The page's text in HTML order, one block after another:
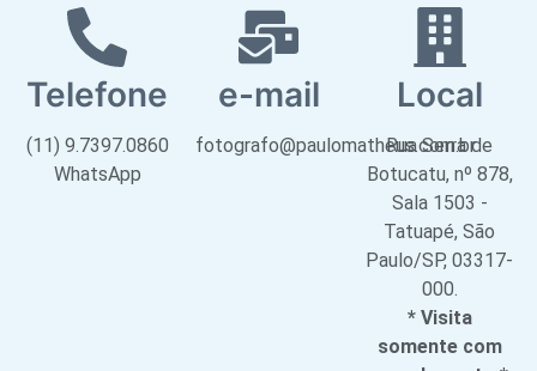
Telefone
(11) 9.7397.0860
WhatsApp
e-mail
fotografo@paulomatheus.com.br
Local
Rua Serra de
Botucatu, nº 878,
Sala 1503 -
Tatuapé, São
Paulo/SP, 03317-
000.
* Visita
somente com